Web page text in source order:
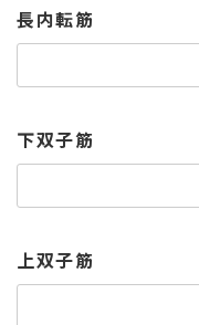
長内転筋
下双子筋
上双子筋